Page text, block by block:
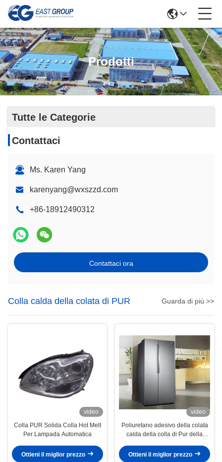
Prodotti
Tutte le Categorie
Contattaci
Ms. Karen Yang
karenyang@wxszzd.com
+86-18912490312
Contattaci ora
Colla calda della colata di PUR Guarda di più >>
video
Colla PUR Solida Colla Hot Melt
Per Lampada Automatica
Ottieni il miglior prezzo
video
Poliuretano adesivo della colata
calda della colla di Pur della
superiore per la famiglia
Ottieni il miglior prezzo